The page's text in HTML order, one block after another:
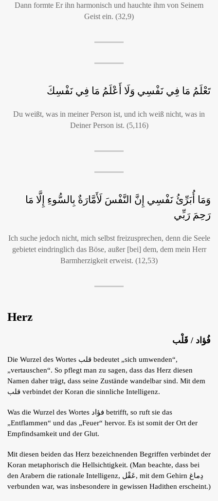
Dann formte Er ihn harmonisch und hauchte ihm von Seinem
Geist ein. (32,9)
تَعْلَمُ مَا فِي نَفْسِي وَلَا أَعْلَمُ مَا فِي نَفْسِكَ
Du weißt, was in meiner Person ist, und ich weiß nicht, was in
Deiner Person ist. (5,116)
وَمَا أُبَرِّئُ نَفْسِي إِنَّ النَّفْسَ لَأَمَّارَةٌ بِالسُّوءِ إِلَّا مَا
رَحِمَ رَبِّي
Ich suche jedoch nicht, mich selbst freizusprechen, denn die Seele
gebietet eindringlich das Böse, außer [bei] dem, dem mein Herr
Barmherzigkeit erweist. (12,53)
Herz
فُؤاد / قَلْب
Die Wurzel des Wortes قلب bedeutet „sich umwenden“,
„vertauschen“. So pflegt man zu sagen, dass das Herz diesen
Namen daher trägt, dass seine Zustände wandelbar sind. Mit dem
قلب verbindet der Koran die sinnliche Intelligenz.
Was die Wurzel des Wortes فؤاد betrifft, so ruft sie das
„Entflammen“ und das „Feuer“ hervor. Es ist somit der Ort der
Empfindsamkeit und der Glut.
Mit diesen beiden das Herz bezeichnenden Begriffen verbindet der
Koran metaphorisch die Hellsichtigkeit. (Man beachte, dass bei
den Arabern die rationale Intelligenz, عَقْل, mit dem Gehirn دِماغ
verbunden war, was insbesondere in gewissen Hadithen erscheint.)